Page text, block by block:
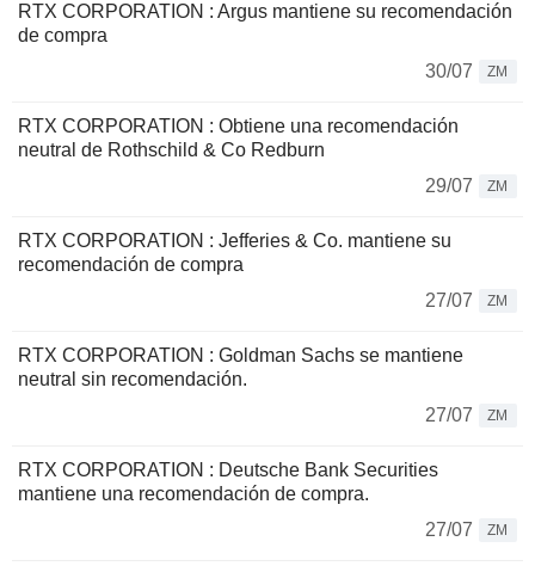
RTX CORPORATION : Argus mantiene su recomendación
de compra
30/07
ZM
RTX CORPORATION : Obtiene una recomendación
neutral de Rothschild & Co Redburn
29/07
ZM
RTX CORPORATION : Jefferies & Co. mantiene su
recomendación de compra
27/07
ZM
RTX CORPORATION : Goldman Sachs se mantiene
neutral sin recomendación.
27/07
ZM
RTX CORPORATION : Deutsche Bank Securities
mantiene una recomendación de compra.
27/07
ZM